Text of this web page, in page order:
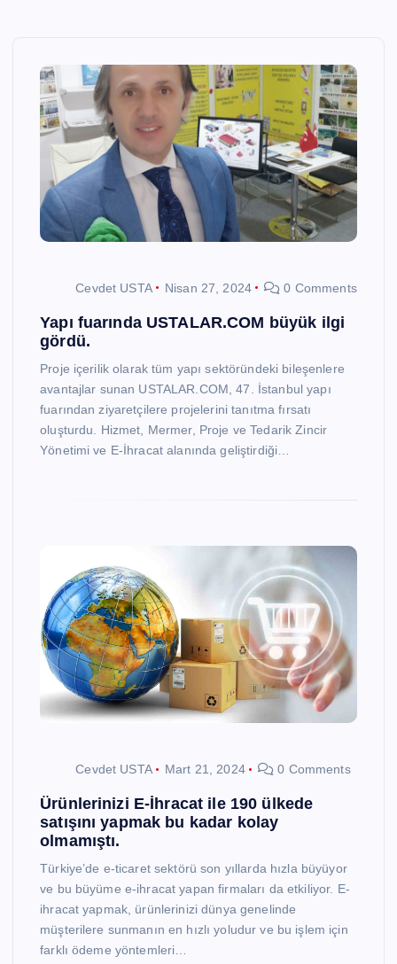
Cevdet USTA Nisan 27, 2024 0 Comments
Yapı fuarında USTALAR.COM büyük ilgi
gördü.
Proje içerilik olarak tüm yapı sektöründeki bileşenlere
avantajlar sunan USTALAR.COM, 47. İstanbul yapı
fuarından ziyaretçilere projelerini tanıtma fırsatı
oluşturdu. Hizmet, Mermer, Proje ve Tedarik Zincir
Yönetimi ve E-İhracat alanında geliştirdiği…
Cevdet USTA Mart 21, 2024 0 Comments
Ürünlerinizi E-İhracat ile 190 ülkede
satışını yapmak bu kadar kolay
olmamıştı.
Türkiye’de e-ticaret sektörü son yıllarda hızla büyüyor
ve bu büyüme e-ihracat yapan firmaları da etkiliyor. E-
ihracat yapmak, ürünlerinizi dünya genelinde
müşterilere sunmanın en hızlı yoludur ve bu işlem için
farklı ödeme yöntemleri…